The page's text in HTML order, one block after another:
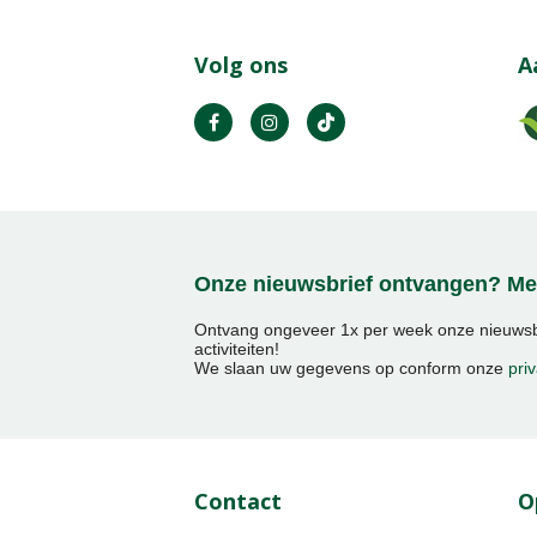
Volg ons
Onze nieuwsbrief ontvangen?
Ontvang ongeveer 1x per week onze
activiteiten!
We slaan uw gegevens op conform onze
Contact